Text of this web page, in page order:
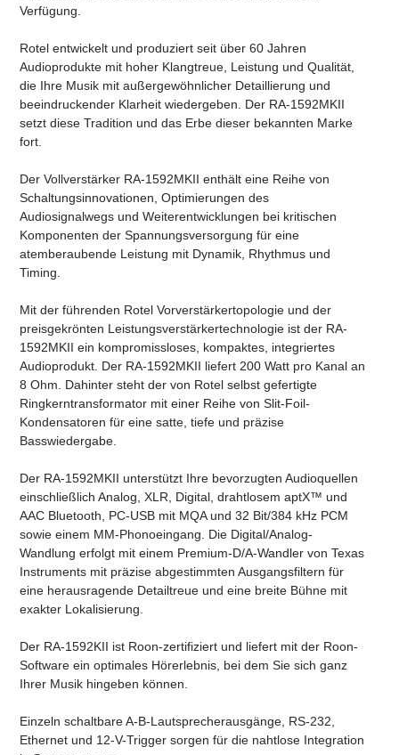
Verfügung.
Rotel entwickelt und produziert seit über 60 Jahren
Audioprodukte mit hoher Klangtreue, Leistung und Qualität,
die Ihre Musik mit außergewöhnlicher Detaillierung und
beeindruckender Klarheit wiedergeben. Der RA-1592MKII
setzt diese Tradition und das Erbe dieser bekannten Marke
fort.
Der Vollverstärker RA-1592MKII enthält eine Reihe von
Schaltungsinnovationen, Optimierungen des
Audiosignalwegs und Weiterentwicklungen bei kritischen
Komponenten der Spannungsversorgung für eine
atemberaubende Leistung mit Dynamik, Rhythmus und
Timing.
Mit der führenden Rotel Vorverstärkertopologie und der
preisgekrönten Leistungsverstärkertechnologie ist der RA-
1592MKII ein kompromissloses, kompaktes, integriertes
Audioprodukt. Der RA-1592MKII liefert 200 Watt pro Kanal an
8 Ohm. Dahinter steht der von Rotel selbst gefertigte
Ringkerntransformator mit einer Reihe von Slit-Foil-
Kondensatoren für eine satte, tiefe und präzise
Basswiedergabe.
Der RA-1592MKII unterstützt Ihre bevorzugten Audioquellen
einschließlich Analog, XLR, Digital, drahtlosem aptX™ und
AAC Bluetooth, PC-USB mit MQA und 32 Bit/384 kHz PCM
sowie einem MM-Phonoeingang. Die Digital/Analog-
Wandlung erfolgt mit einem Premium-D/A-Wandler von Texas
Instruments mit präzise abgestimmten Ausgangsfiltern für
eine herausragende Detailtreue und eine breite Bühne mit
exakter Lokalisierung.
Der RA-1592KII ist Roon-zertifiziert und liefert mit der Roon-
Software ein optimales Hörerlebnis, bei dem Sie sich ganz
Ihrer Musik hingeben können.
Einzeln schaltbare A-B-Lautsprecherausgänge, RS-232,
Ethernet und 12-V-Trigger sorgen für die nahtlose Integration